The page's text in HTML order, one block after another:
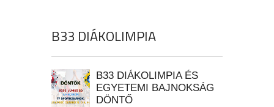
B33 DIÁKOLIMPIA
B33 DIÁKOLIMPIA ÉS
EGYETEMI BAJNOKSÁG
DÖNTŐ